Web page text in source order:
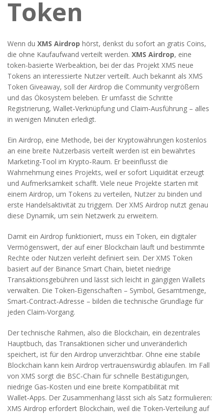
Token
Wenn du XMS Airdrop hörst, denkst du sofort an gratis Coins,
die ohne Kaufaufwand verteilt werden. XMS Airdrop, eine
token-basierte Werbeaktion, bei der das Projekt XMS neue
Tokens an interessierte Nutzer verteilt. Auch bekannt als XMS
Token Giveaway, soll der Airdrop die Community vergrößern
und das Ökosystem beleben. Er umfasst die Schritte
Registrierung, Wallet‑Verknüpfung und Claim‑Ausführung – alles
in wenigen Minuten erledigt.
Ein Airdrop, eine Methode, bei der Kryptowährungen kostenlos
an eine breite Nutzerbasis verteilt werden ist ein bewährtes
Marketing‑Tool im Krypto‑Raum. Er beeinflusst die
Wahrnehmung eines Projekts, weil er sofort Liquidität erzeugt
und Aufmerksamkeit schafft. Viele neue Projekte starten mit
einem Airdrop, um Tokens zu verteilen, Nutzer zu binden und
erste Handelsaktivität zu triggern. Der XMS Airdrop nutzt genau
diese Dynamik, um sein Netzwerk zu erweitern.
Damit ein Airdrop funktioniert, muss ein Token, ein digitaler
Vermögenswert, der auf einer Blockchain läuft und bestimmte
Rechte oder Nutzen verleiht definiert sein. Der XMS Token
basiert auf der Binance Smart Chain, bietet niedrige
Transaktionsgebühren und lässt sich leicht in gängigen Wallets
verwalten. Die Token‑Eigenschaften – Symbol, Gesamtmenge,
Smart‑Contract‑Adresse – bilden die technische Grundlage für
jeden Claim‑Vorgang.
Der technische Rahmen, also die Blockchain, ein dezentrales
Hauptbuch, das Transaktionen sicher und unveränderlich
speichert, ist für den Airdrop unverzichtbar. Ohne eine stabile
Blockchain kann kein Airdrop vertrauenswürdig ablaufen. Im Fall
von XMS sorgt die BSC‑Chain für schnelle Bestätigungen,
niedrige Gas‑Kosten und eine breite Kompatibilität mit
Wallet‑Apps. Der Zusammenhang lässt sich als Satz formulieren:
XMS Airdrop erfordert Blockchain, weil die Token‑Verteilung auf